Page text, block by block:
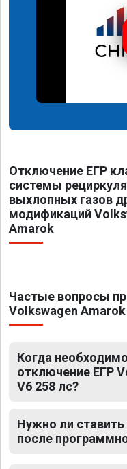
Отключение ЕГР
системы
выхлопных газов
модификаций
Amarok
Частые вопросы
Volkswagen Amarok
Когда
отключение ЕГР
V6 258 лс?
Нужно ли ставить
после